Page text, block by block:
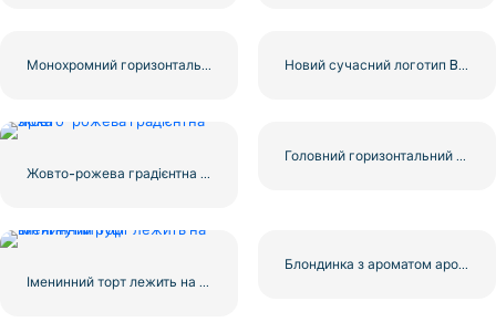
Блондинка з ароматом аромату Ембер, Клайв Крістіан, безкоштовний PNG